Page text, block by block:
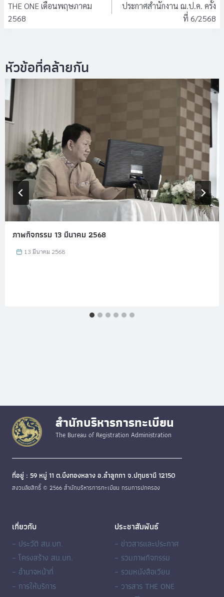
THE ONE เดือนพฤษภาคม
2568
ประกาศสำนักงาน ฌ.ป.ค. ครั้ง
ที่ 6/2568
ภาพกิจกรรม 13 มีนาคม 2568
13 มีนาคม 2568
สำนักบริหารการทะเบียน
The Bureau of Registration Administration
ที่อยู่ : 59 หมู่ 11 ต.บึงทองหลาง อ.ลำลูกกา จ.ปทุมธานี 12150
สงวนลิขสิทธิ์ © 2566 สำนักบริหารการทะเบียน กรมการปกครอง
เกี่ยวกับ
– ประวัติ สน.บท.
– โครงสร้าง สน.บท.
– อำนาจหน้าที่
– การให้บริการ
ประชาสัมพันธ์
– ข่าวสารและประกาศ
– รวมภาพกิจกรรม
– รวมหนังสือเวียน
– วารสาร THE ONE